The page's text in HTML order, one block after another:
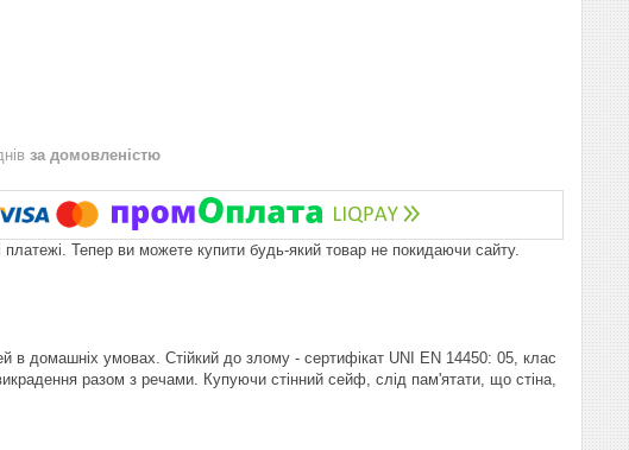
за домовленістю
платежі. Тепер ви можете купити будь-який товар не покидаючи сайту.
в домашніх умовах. Стійкий до злому - сертифікат UNI EN 14450: 05, клас
разом з речами. Купуючи стінний сейф, слід пам'ятати, що стіна,